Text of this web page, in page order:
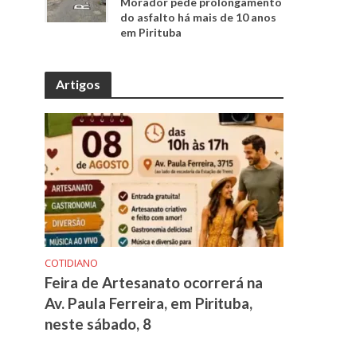
do asfalto há mais de 10 anos
em Pirituba
Artigos
COTIDIANO
Feira de Artesanato ocorrerá na
Av. Paula Ferreira, em Pirituba,
neste sábado, 8